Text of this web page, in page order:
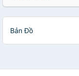
Bản Đồ